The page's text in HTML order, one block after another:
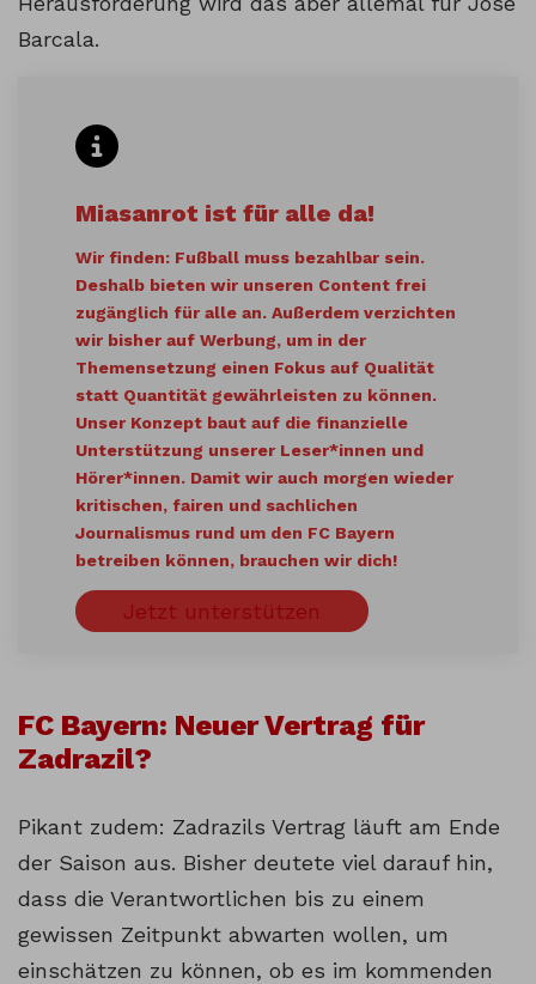
Barcala.
Miasanrot ist für alle da!
Wir finden: Fußball muss bezahlbar sein.
Deshalb bieten wir unseren Content frei
zugänglich für alle an. Außerdem verzichten
wir bisher auf Werbung, um in der
Themensetzung einen Fokus auf Qualität
statt Quantität gewährleisten zu können.
Unser Konzept baut auf die finanzielle
Unterstützung unserer Leser*innen und
Hörer*innen. Damit wir auch morgen wieder
kritischen, fairen und sachlichen
Journalismus rund um den FC Bayern
betreiben können, brauchen wir dich!
Jetzt unterstützen
FC Bayern: Neuer Vertrag für
Zadrazil?
Pikant zudem: Zadrazils Vertrag läuft am Ende
der Saison aus. Bisher deutete viel darauf hin,
dass die Verantwortlichen bis zu einem
gewissen Zeitpunkt abwarten wollen, um
einschätzen zu können, ob es im kommenden